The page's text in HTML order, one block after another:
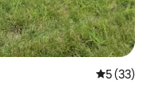
Średnia
5 (33)